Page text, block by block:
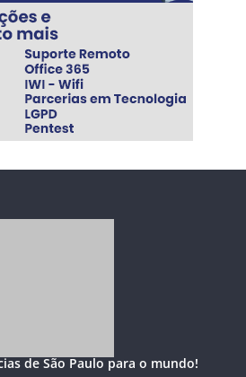
de São Paulo para o mundo!